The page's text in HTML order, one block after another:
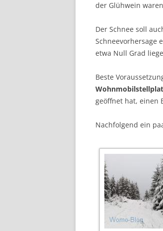
der Glühwein
Der Schnee soll
Schneevorhersage
etwa Null Grad
Beste
geöffnet hat, einen
Nachfolgend ein